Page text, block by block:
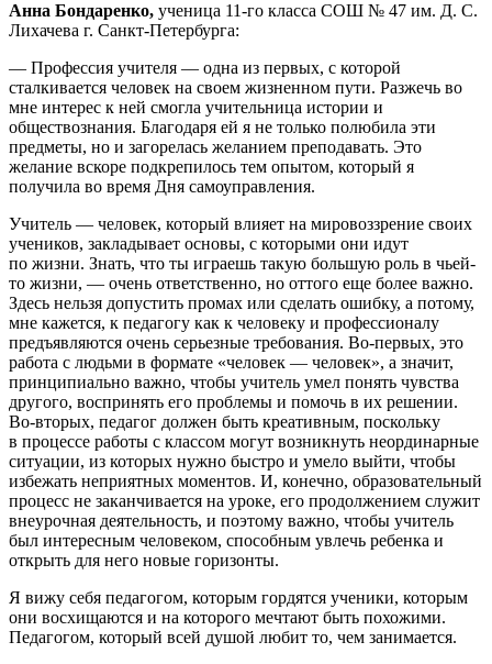
Анна Бондаренко, ученица 11-го класса СОШ № 47 им. Д. С.
Лихачева г. Санкт-Петербурга:
— Профессия учителя — одна из первых, с которой
сталкивается человек на своем жизненном пути. Разжечь во
мне интерес к ней смогла учительница истории и
обществознания. Благодаря ей я не только полюбила эти
предметы, но и загорелась желанием преподавать. Это
желание вскоре подкрепилось тем опытом, который я
получила во время Дня самоуправления.
Учитель — человек, который влияет на мировоззрение своих
учеников, закладывает основы, с которыми они идут
по жизни. Знать, что ты играешь такую большую роль в чьей-
то жизни, — очень ответственно, но оттого еще более важно.
Здесь нельзя допустить промах или сделать ошибку, а потому,
мне кажется, к педагогу как к человеку и профессионалу
предъявляются очень серьезные требования. Во-первых, это
работа с людьми в формате «человек — человек», а значит,
принципиально важно, чтобы учитель умел понять чувства
другого, воспринять его проблемы и помочь в их решении.
Во-вторых, педагог должен быть креативным, поскольку
в процессе работы с классом могут возникнуть неординарные
ситуации, из которых нужно быстро и умело выйти, чтобы
избежать неприятных моментов. И, конечно, образовательный
процесс не заканчивается на уроке, его продолжением служит
внеурочная деятельность, и поэтому важно, чтобы учитель
был интересным человеком, способным увлечь ребенка и
открыть для него новые горизонты.
Я вижу себя педагогом, которым гордятся ученики, которым
они восхищаются и на которого мечтают быть похожими.
Педагогом, который всей душой любит то, чем занимается.